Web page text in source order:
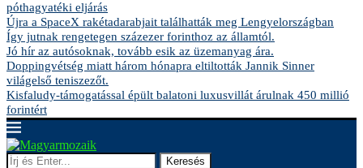
póthagyatéki eljárás
Újra a SpaceX rakétadarabjait találhatták meg Lengyelországban
Így jutnak rengetegen százezer forinthoz az államtól.
Jó hír az autósoknak, tovább esik az üzemanyag ára.
Doppingvétség miatt három hónapra eltiltották Jannik Sinner
világelső teniszezőt.
Kisfaludy-támogatással épült balatoni luxusvillát árulnak 450 millió
forintért
Keresés